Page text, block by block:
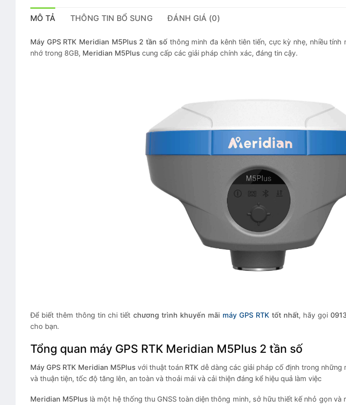
MÔ TẢ THÔNG TIN BỔ SUNG ĐÁNH GIÁ (0)
Máy GPS RTK Meridian M5Plus 2 tần sốthông minh đa kênh tiên tiến, cực kỳ nhẹ, nhiều tính
nhớ trong 8GB, Meridian M5Plus cung cấp các giải pháp chính xác, đáng tin cậy.
Để biết thêm thông tin chi tiết chương trình khuyến mãi máy GPS RTK tốt nhất, hãy gọi
cho bạn.
Tổng quan máy GPS RTK Meridian M5Plus 2 tần số
Máy GPS RTK Meridian M5Plus với thuật toán RTK dễ dàng các giải pháp cố định trong
và thuận tiện, tốc độ tăng lên, an toàn và thoải mái và cải thiện đáng kể hiệu quả làm việc
Meridian M5Plus là một hệ thống thu GNSS toàn diện thông minh, sở hữu thiết kế nhỏ gọn